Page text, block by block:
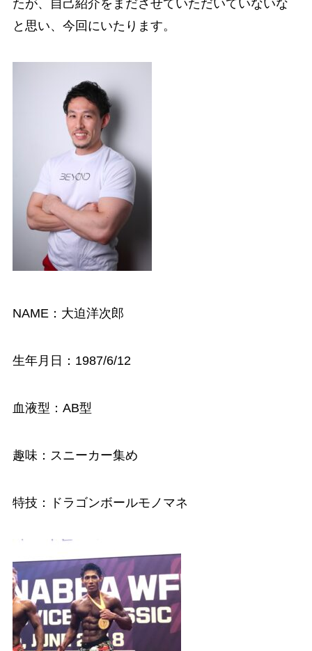
たが、自己紹介をまださせていただいていないな
と思い、今回にいたります。
NAME：大迫洋次郎
生年月日：1987/6/12
血液型：AB型
趣味：スニーカー集め
特技：ドラゴンボールモノマネ